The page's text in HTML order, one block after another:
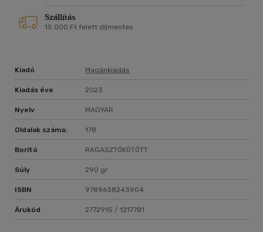
Szállítás
15 000 Ft felett díjmentes
Kiadó Magánkiadás
Kiadás éve 2023
Nyelv MAGYAR
Oldalak száma: 178
Borító RAGASZTÓKÖTÖTT
Súly 290 gr
ISBN 9789638243904
Árukód 2772915 / 1217781